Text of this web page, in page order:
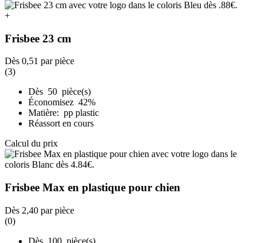
+
Frisbee 23 cm
Dès 0,51 par pièce
(3)
Dès 50 pièce(s)
Économisez 42%
Matière: pp plastic
Réassort en cours
Calcul du prix
Frisbee Max en plastique pour chien
Dès 2,40 par pièce
(0)
Dès 100 pièce(s)